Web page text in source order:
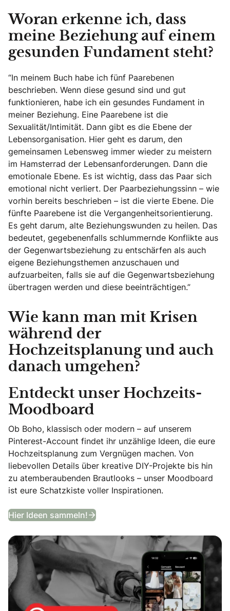
Woran erkenne ich, dass
meine Beziehung auf einem
gesunden Fundament steht?
“In meinem Buch habe ich fünf Paarebenen
beschrieben. Wenn diese gesund sind und gut
funktionieren, habe ich ein gesundes Fundament in
meiner Beziehung. Eine Paarebene ist die
Sexualität/Intimität. Dann gibt es die Ebene der
Lebensorganisation. Hier geht es darum, den
gemeinsamen Lebensweg immer wieder zu meistern
im Hamsterrad der Lebensanforderungen. Dann die
emotionale Ebene. Es ist wichtig, dass das Paar sich
emotional nicht verliert. Der Paarbeziehungssinn – wie
vorhin bereits beschrieben – ist die vierte Ebene. Die
fünfte Paarebene ist die Vergangenheitsorientierung.
Es geht darum, alte Beziehungswunden zu heilen. Das
bedeutet, gegebenenfalls schlummernde Konflikte aus
der Gegenwartsbeziehung zu entschärfen als auch
eigene Beziehungsthemen anzuschauen und
aufzuarbeiten, falls sie auf die Gegenwartsbeziehung
übertragen werden und diese beeinträchtigen.”
Wie kann man mit Krisen
während der
Hochzeitsplanung und auch
danach umgehen?
Entdeckt unser Hochzeits-
Moodboard
Ob Boho, klassisch oder modern – auf unserem
Pinterest-Account findet ihr unzählige Ideen, die eure
Hochzeitsplanung zum Vergnügen machen. Von
liebevollen Details über kreative DIY-Projekte bis hin
zu atemberaubenden Brautlooks – unser Moodboard
ist eure Schatzkiste voller Inspirationen.
Hier Ideen sammeln! Entdeckt unser Hochzeits-